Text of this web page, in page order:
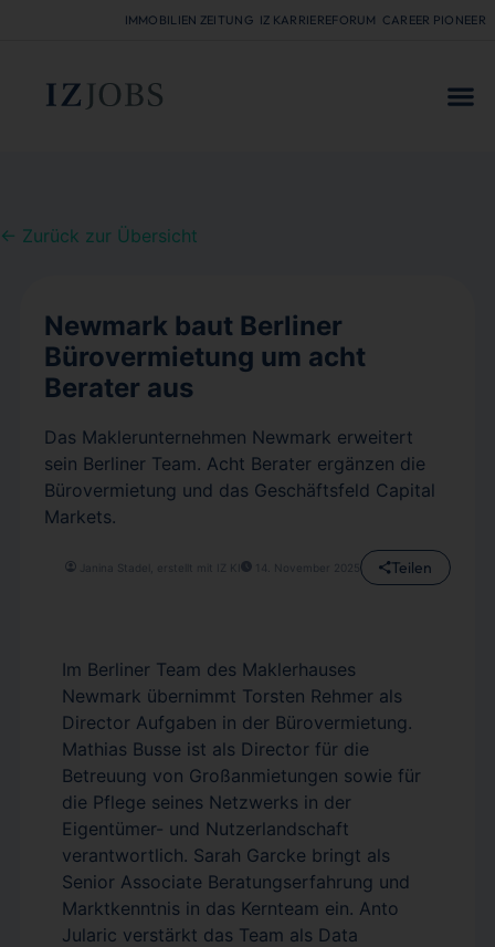
IMMOBILIEN ZEITUNG IZ KARRIEREFORUM CAREER PIONEER
← Zurück zur Übersicht
Newmark baut Berliner
Bürovermietung um acht
Berater aus
Das Maklerunternehmen Newmark erweitert
sein Berliner Team. Acht Berater ergänzen die
Bürovermietung und das Geschäftsfeld Capital
Markets.
Janina Stadel, erstellt mit IZ KI 14. November 2025 Teilen
Im Berliner Team des Maklerhauses
Newmark übernimmt Torsten Rehmer als
Director Aufgaben in der Bürovermietung.
Mathias Busse ist als Director für die
Betreuung von Großanmietungen sowie für
die Pflege seines Netzwerks in der
Eigentümer- und Nutzerlandschaft
verantwortlich. Sarah Garcke bringt als
Senior Associate Beratungserfahrung und
Marktkenntnis in das Kernteam ein. Anto
Jularic verstärkt das Team als Data